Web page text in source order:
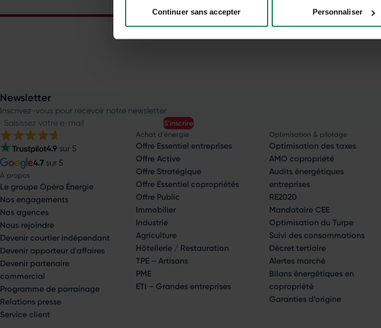
Continuer sans accepter Personnaliser
En savoir plus la gestion de vos données et vos droits.
Newsletter
Inscrivez-vous pour recevoir notre newsletter
Saisissez votre e-mail
s'inscrire
4.9 sur 5
4.7 sur 5
À propos
Le groupe Opéra Énergie
Nos engagements
Nos agences
Nous rejoindre
Devenir courtier indépendant
Devenir apporteur d'affaires
Devenir partenaire
commercial
Programme de parrainage
Relations presse
Service client
Achat d'énergie
Offre Essentiel entreprises
Offre Active
Offre Stratégique
Offre Essentiel copropriétés
Offre Public
Immobilier
Industrie
Agriculture
Hôtellerie / Restauration
TPE – Artisans
PME
ETI – Grandes entreprises
Optimisation & pilotage
Optimisation des taxes
AMO copropriété
Audits énergétiques
entreprises
RE2020
Mandataire CEE
Optimisation du Turpe
Suivi des consommations
Décret tertiaire
Alertes marché
Bilans énergétiques en
copropriété
Garanties d’origine